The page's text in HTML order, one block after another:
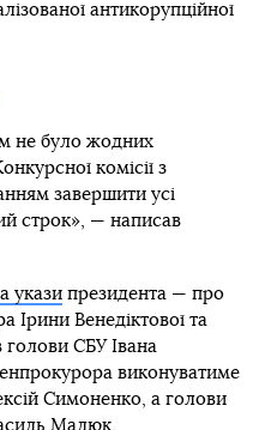
антикорупційної
не було жодних
комісії з
завершити усі
строк», — написав
указипрезидента — про
Ірини Венедіктової та
голови СБУ Івана
виконуватиме
Симоненко, а голови
Малюк.